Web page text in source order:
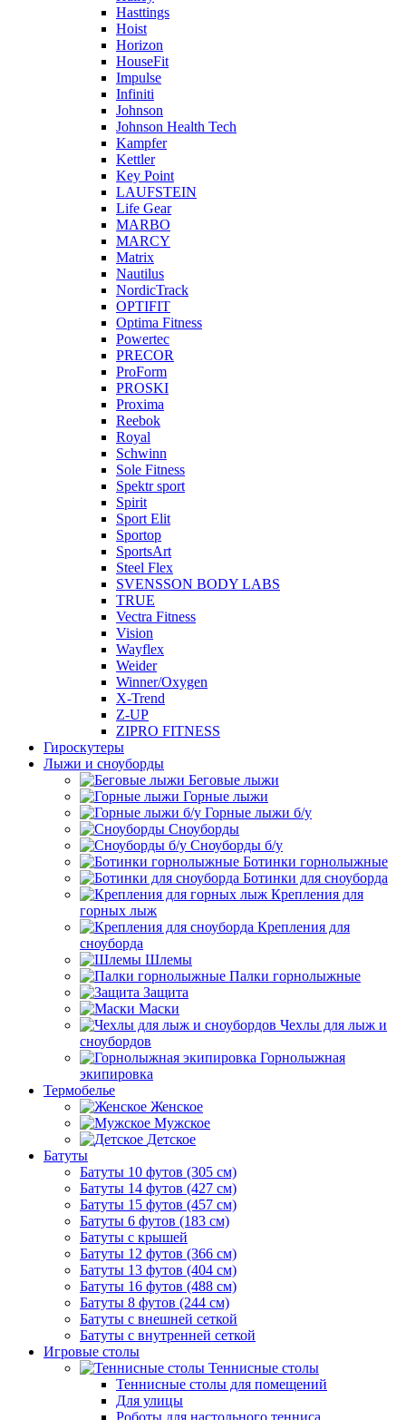
Hasttings
Hoist
Horizon
HouseFit
Impulse
Infiniti
Johnson
Johnson Health Tech
Kampfer
Kettler
Key Point
LAUFSTEIN
Life Gear
MARBO
MARCY
Matrix
Nautilus
NordicTrack
OPTIFIT
Optima Fitness
Powertec
PRECOR
ProForm
PROSKI
Proxima
Reebok
Royal
Schwinn
Sole Fitness
Spektr sport
Spirit
Sport Elit
Sportop
SportsArt
Steel Flex
SVENSSON BODY LABS
TRUE
Vectra Fitness
Vision
Wayflex
Weider
Winner/Oxygen
X-Trend
Z-UP
ZIPRO FITNESS
Гироскутеры
Лыжи и сноуборды
Беговые лыжи
Горные лыжи
Горные лыжи б/у
Сноуборды
Сноуборды б/у
Ботинки горнолыжные
Ботинки для сноуборда
Крепления для
горных лыж
Крепления для
сноуборда
Шлемы
Палки горнолыжные
Защита
Маски
Чехлы для лыж и
сноубордов
Горнолыжная
экипировка
Термобелье
Женское
Мужское
Детское
Батуты
Батуты 10 футов (305 см)
Батуты 14 футов (427 см)
Батуты 15 футов (457 см)
Батуты 6 футов (183 см)
Батуты с крышей
Батуты 12 футов (366 см)
Батуты 13 футов (404 см)
Батуты 16 футов (488 см)
Батуты 8 футов (244 см)
Батуты с внешней сеткой
Батуты с внутренней сеткой
Игровые столы
Теннисные столы
Теннисные столы для помещений
Для улицы
Роботы для настольного тенниса